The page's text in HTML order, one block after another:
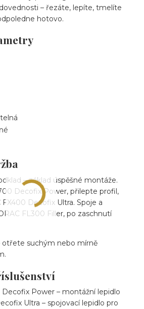
– řezáte, lepíte, tmelíte
hotovo.
– základ úspěšné montáže.
Decofix Power, přilepte profil,
Decofix Ultra. Spoje a
FL300 Filler, po zaschnutí
otřete suchým nebo mírně
Power – montážní lepidlo
Ultra – spojovací lepidlo pro